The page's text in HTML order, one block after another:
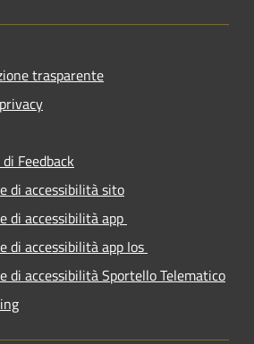
trasparente
Feedback
di accessibilità sito
di accessibilità app
di accessibilità app Ios
di accessibilità Sportello Telematico